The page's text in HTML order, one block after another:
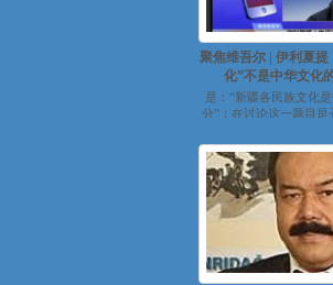
聚焦维吾尔 | 伊利夏提
化”不是中华文化
是：“新疆各民族文化
分”；在讨论这一题目是